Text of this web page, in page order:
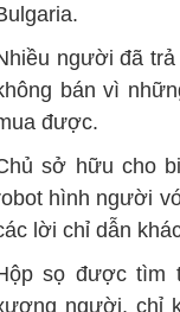
người đã
bán vì
được.
sở hữu cho
hình người
lời chỉ dẫn
sọ được tìm
người, chỉ